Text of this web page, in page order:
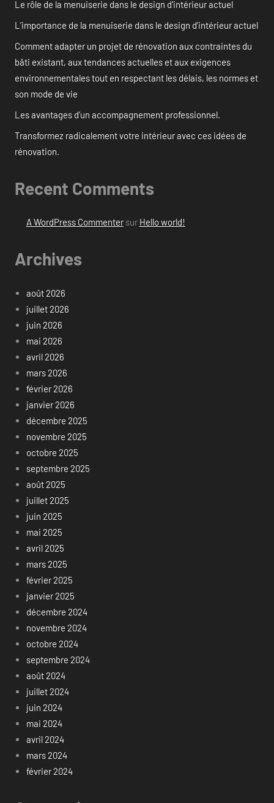
Le rôle de la menuiserie dans le design d’intérieur actuel
L’importance de la menuiserie dans le design d’intérieur actuel
Comment adapter un projet de rénovation aux contraintes du
bâti existant, aux tendances actuelles et aux exigences
environnementales tout en respectant les délais, les normes et
son mode de vie
Les avantages d’un accompagnement professionnel.
Transformez radicalement votre intérieur avec ces idées de
rénovation.
Recent Comments
A WordPress Commentersur Hello world!
Archives
août 2026
juillet 2026
juin 2026
mai 2026
avril 2026
mars 2026
février 2026
janvier 2026
décembre 2025
novembre 2025
octobre 2025
septembre 2025
août 2025
juillet 2025
juin 2025
mai 2025
avril 2025
mars 2025
février 2025
janvier 2025
décembre 2024
novembre 2024
octobre 2024
septembre 2024
août 2024
juillet 2024
juin 2024
mai 2024
avril 2024
mars 2024
février 2024